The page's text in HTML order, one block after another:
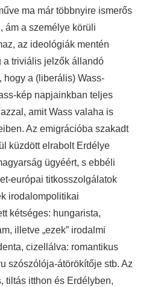
ma már többnyire ismerős
ám a személye körüli
az ideológiák mentén
a triviális jelzők állandó
hogy a (liberális) Wass-
kép napjainkban teljes
amit Wass valaha is
Az emigrációba szakadt
küzdött elrabolt Erdélye
ügyéért, s ebbéli
európai titkosszolgálatok
irodalompolitikai
kétséges: hungarista,
illetve „ezek” irodalmi
cizellálva: romantikus
szószólója-átörökítője stb. Az
tiltás itthon és Erdélyben,